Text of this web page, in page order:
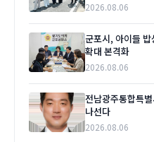
2026.08.06
군포시, 아이들
확대 본격화
2026.08.06
전남광주통합특
나선다
2026.08.06